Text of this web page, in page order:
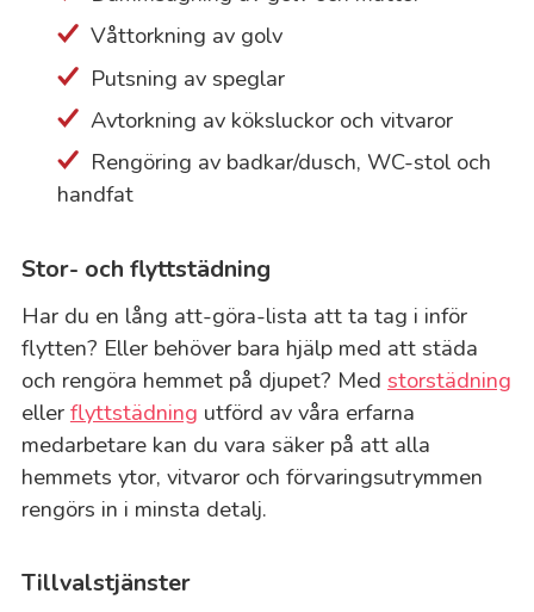
Våttorkning av golv
Putsning av speglar
Avtorkning av köksluckor och vitvaror
Rengöring av badkar/dusch, WC-stol och
handfat
Stor- och flyttstädning
Har du en lång att-göra-lista att ta tag i inför
flytten? Eller behöver bara hjälp med att städa
och rengöra hemmet på djupet? Med storstädning
eller flyttstädning utförd av våra erfarna
medarbetare kan du vara säker på att alla
hemmets ytor, vitvaror och förvaringsutrymmen
rengörs in i minsta detalj.
Tillvalstjänster